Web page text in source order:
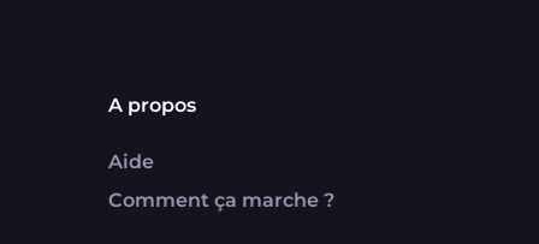
A propos
Aide
Comment ça marche ?